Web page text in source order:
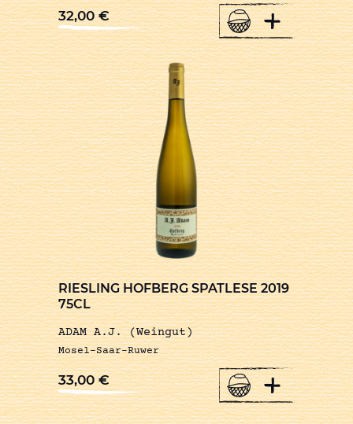
32,00€ +
RIESLING HOFBERG SPATLESE 2019
75CL
ADAM A.J. (Weingut)
Mosel-Saar-Ruwer
33,00€ +